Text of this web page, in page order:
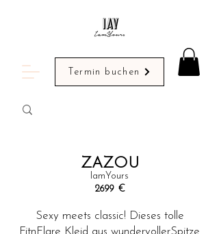
Termin buchen
ZAZOU
IamYours
2699 €
Sexy meets classic! Dieses tolle
FitnFlare Kleid aus wundervollerSpitze